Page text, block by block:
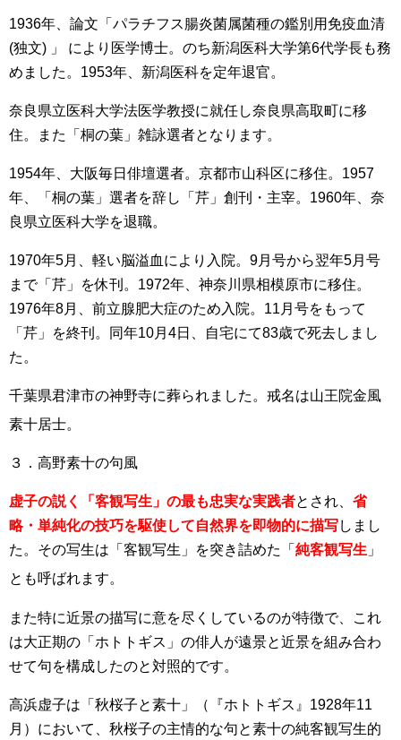
1936年、論文「パラチフス腸炎菌属菌種の鑑別用免疫血清
(独文) 」 により医学博士。のち新潟医科大学第6代学長も務
めました。1953年、新潟医科を定年退官。
奈良県立医科大学法医学教授に就任し奈良県高取町に移
住。また「桐の葉」雑詠選者となります。
1954年、大阪毎日俳壇選者。京都市山科区に移住。1957
年、「桐の葉」選者を辞し「芹」創刊・主宰。1960年、奈
良県立医科大学を退職。
1970年5月、軽い脳溢血により入院。9月号から翌年5月号
まで「芹」を休刊。1972年、神奈川県相模原市に移住。
1976年8月、前立腺肥大症のため入院。11月号をもって
「芹」を終刊。同年10月4日、自宅にて83歳で死去しまし
た。
千葉県君津市の神野寺に葬られました。戒名は山王院金風
素十居士。
３．高野素十の句風
虚子の説く「客観写生」の最も忠実な実践者とされ、 省
略・単純化の技巧を駆使して自然界を即物的に描写しまし
た。その写生は「客観写生」を突き詰めた「 純客観写生 」
とも呼ばれます。
また特に近景の描写に意を尽くしているのが特徴で、これ
は大正期の「ホトトギス」の俳人が遠景と近景を組み合わ
せて句を構成したのと対照的です。
高浜虚子は「秋桜子と素十」（『ホトトギス』1928年11
月）において、秋桜子の主情的な句と素十の純客観写生的